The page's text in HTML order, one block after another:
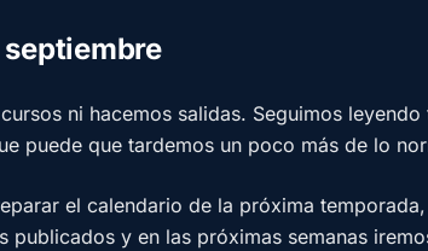
septiembre
ni hacemos salidas. Seguimos
puede que tardemos un poco más de lo
el calendario de la próxima
publicados y en las próximas semanas